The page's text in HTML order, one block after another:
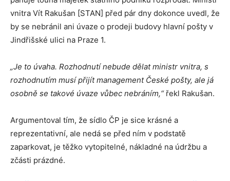
vnitra Vít Rakušan [STAN] před pár dny dokonce uvedl, že
by se nebránil ani úvaze o prodeji budovy hlavní pošty v
Jindřišské ulici na Praze 1.
„Je to úvaha. Rozhodnutí nebude dělat ministr vnitra, s
rozhodnutím musí přijít management České pošty, ale já
osobně se takové úvaze vůbec nebráním,“řekl Rakušan.
Argumentoval tím, že sídlo ČP je sice krásné a
reprezentativní, ale nedá se před ním v podstatě
zaparkovat, je těžko vytopitelné, nákladné na údržbu a
zčásti prázdné.